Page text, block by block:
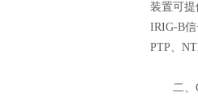
装置可提
IRIG-B信
PTP、
二、